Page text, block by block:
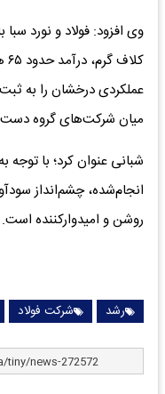
عملکردی درخشان را به
میان شرکت‌های گروه
شبانی عنوان کرد؛ با
روشن و امیدوارکننده است.
رشد شرکت فولاد